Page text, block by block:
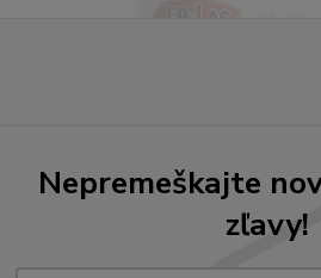
Nepremeškajte
zľavy!